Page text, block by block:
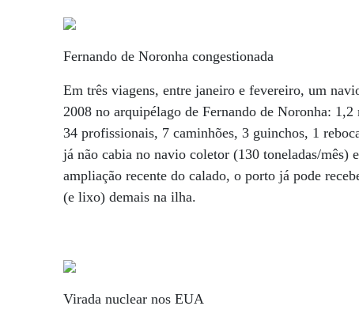
Fernando de Noronha congestionada
Em três viagens, entre janeiro e fevereiro, um
2008 no arquipélago de Fernando de Noronha:
34 profissionais, 7 caminhões, 3 guinchos, 1
já não cabia no navio coletor (130 toneladas/mês)
ampliação recente do calado, o porto já pode
(e lixo) demais na ilha.
Virada nuclear nos EUA